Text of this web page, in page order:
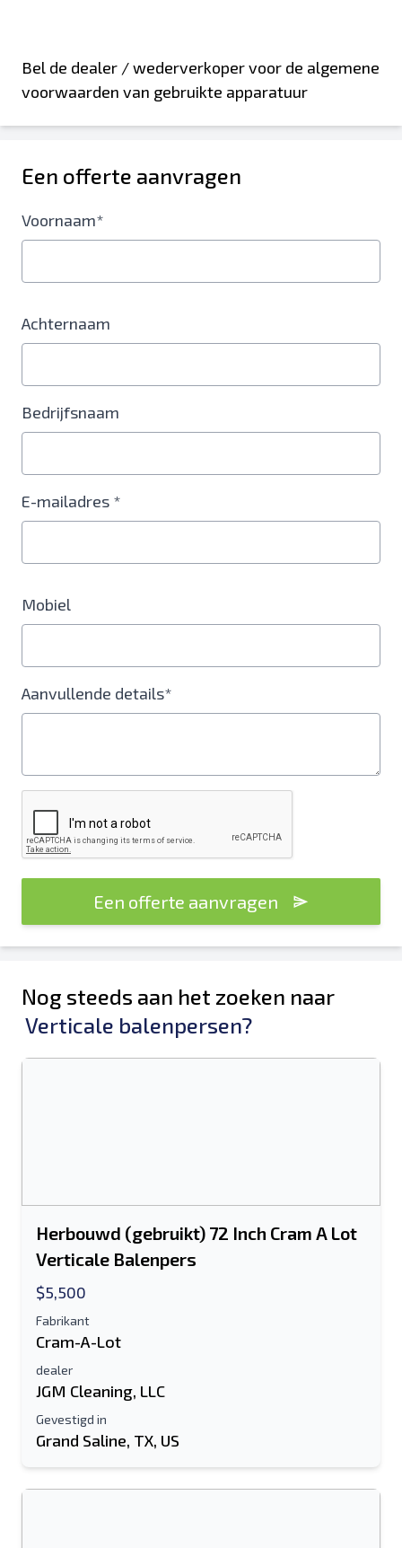
Bel de dealer / wederverkoper voor de algemene
voorwaarden van gebruikte apparatuur
Een offerte aanvragen
Voornaam*
Achternaam
Bedrijfsnaam
E-mailadres *
Mobiel
Aanvullende details*
Een offerte aanvragen
Nog steeds aan het zoeken naar
Verticale balenpersen?
Herbouwd (gebruikt) 72 Inch Cram A Lot
Verticale Balenpers
$5,500
Fabrikant
Cram-A-Lot
dealer
JGM Cleaning, LLC
Gevestigd in
Grand Saline, TX, US